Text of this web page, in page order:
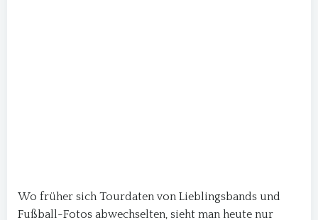
Wo früher sich Tourdaten von Lieblingsbands und
Fußball-Fotos abwechselten, sieht man heute nur